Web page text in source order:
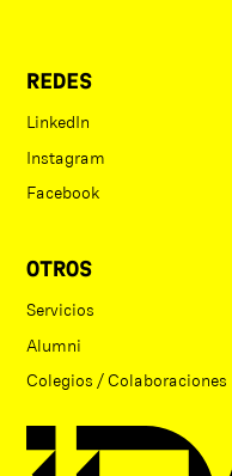
REDES
LinkedIn
Instagram
Facebook
OTROS
Servicios
Alumni
Colegios / Colaboraciones